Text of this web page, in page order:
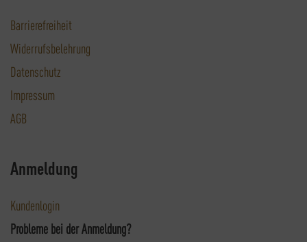
Barrierefreiheit
Widerrufsbelehrung
Datenschutz
Impressum
AGB
Anmeldung
Kundenlogin
Probleme bei der Anmeldung?